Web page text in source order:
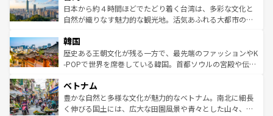
ク、伝統的なフラダンスなど、すべてがハワイの魅力を彩
っている。訪れるたびに新しい発見と感動が待っているハ
はコンテンツ一覧
ク）、タスマニアの美しい原生林やケアンズの熱帯雨林な
ど、見どころがたくさん。また、カフェやワイン、オージ
いる。アクティビティも充実しており、サーフィンやダイ
ビング、ハイキングなど、アウトドア好きにはたまらな
い。オーストラリアの多彩な魅力を存分に味わいつくそ
参照してほしい。
日本から約４時間ほどでたどり着く台湾は、多彩な文化と
自然が織りなす魅力的な観光地。活気あふれる大都市の台
ン）、静ひつな山岳地帯である台湾東部など、都市の喧騒
と山間の静けさが共存しており、訪れる人に新しい発見と
驚きをもたらしてくれる。また、奥深い台湾の食文化も魅
容にもいいと評判のスイーツなど、バラエティ豊かな料理
が味わえる。 なお、新着の台湾情報は コンテンツ一覧を参
照してほしい。
韓国
歴史ある王朝文化が残る一方で、最先端のファッションやK
-POPで世界を席巻している韓国。首都ソウルの宮殿や伝統
き、地方に足を延ばせば四季折々の自然美を楽しむことが
できる。そして、キムチや焼肉、絶品のストリートフード
まで、さまざまな韓国料理が待っている。夜には、韓国な
ベトナム
豊かな自然と多様な文化が魅力的なベトナム。南北に細長
く伸びる国土には、広大な田園風景や青々とした山々、世